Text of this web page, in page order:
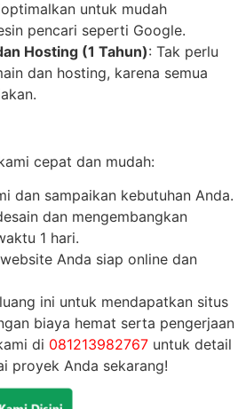
untuk mudah
pencari seperti Google.
Hosting (1 Tahun): Tak perlu
dan hosting, karena semua
cepat dan mudah:
dan sampaikan kebutuhan Anda.
dan mengembangkan
1 hari.
Anda siap online dan
ini untuk mendapatkan situs
biaya hemat serta pengerjaan
di 081213982767 untuk detail
proyek Anda sekarang!